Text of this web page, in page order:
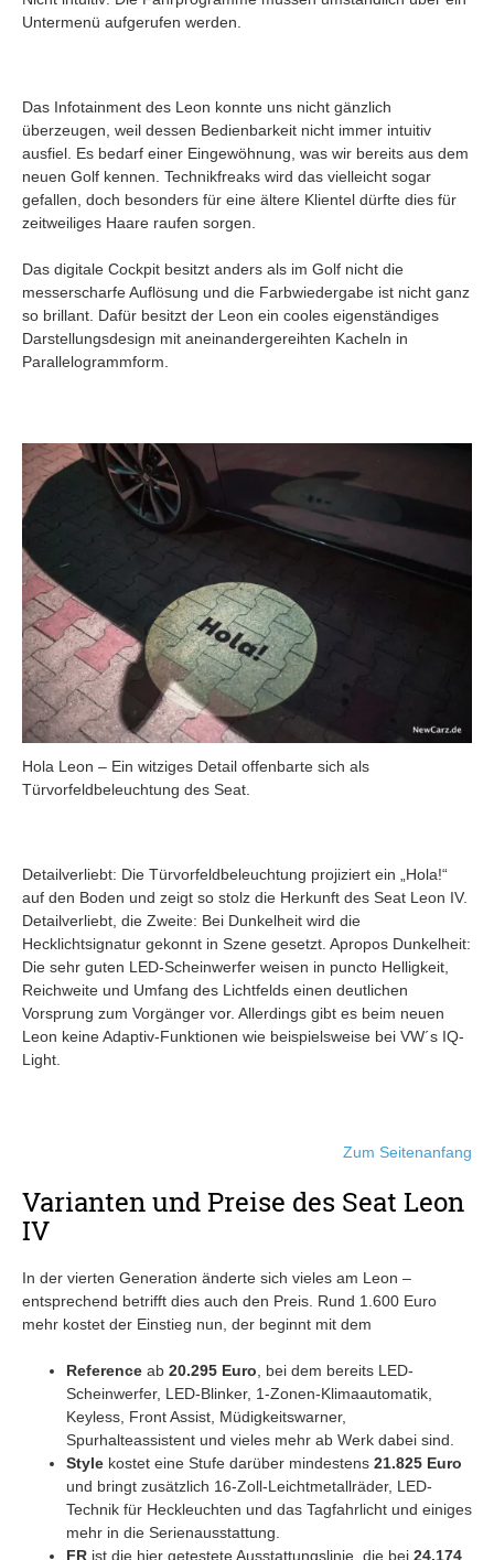
Untermenü aufgerufen werden.
Das Infotainment des Leon konnte uns nicht gänzlich
überzeugen, weil dessen Bedienbarkeit nicht immer intuitiv
ausfiel. Es bedarf einer Eingewöhnung, was wir bereits aus dem
neuen Golf kennen. Technikfreaks wird das vielleicht sogar
gefallen, doch besonders für eine ältere Klientel dürfte dies für
zeitweiliges Haare raufen sorgen.
Das digitale Cockpit besitzt anders als im Golf nicht die
messerscharfe Auflösung und die Farbwiedergabe ist nicht ganz
so brillant. Dafür besitzt der Leon ein cooles eigenständiges
Darstellungsdesign mit aneinandergereihten Kacheln in
Parallelogrammform.
Hola Leon – Ein witziges Detail offenbarte sich als
Türvorfeldbeleuchtung des Seat.
Detailverliebt: Die Türvorfeldbeleuchtung projiziert ein „Hola!“
auf den Boden und zeigt so stolz die Herkunft des Seat Leon IV.
Detailverliebt, die Zweite: Bei Dunkelheit wird die
Hecklichtsignatur gekonnt in Szene gesetzt. Apropos Dunkelheit:
Die sehr guten LED-Scheinwerfer weisen in puncto Helligkeit,
Reichweite und Umfang des Lichtfelds einen deutlichen
Vorsprung zum Vorgänger vor. Allerdings gibt es beim neuen
Leon keine Adaptiv-Funktionen wie beispielsweise bei VW´s IQ-
Light.
Zum Seitenanfang
Varianten und Preise des Seat Leon
IV
In der vierten Generation änderte sich vieles am Leon –
entsprechend betrifft dies auch den Preis. Rund 1.600 Euro
mehr kostet der Einstieg nun, der beginnt mit dem
Reference ab 20.295 Euro , bei dem bereits LED-
Scheinwerfer, LED-Blinker, 1-Zonen-Klimaautomatik,
Keyless, Front Assist, Müdigkeitswarner,
Spurhalteassistent und vieles mehr ab Werk dabei sind.
Style kostet eine Stufe darüber mindestens 21.825 Euro
und bringt zusätzlich 16-Zoll-Leichtmetallräder, LED-
Technik für Heckleuchten und das Tagfahrlicht und einiges
mehr in die Serienausstattung.
FR ist die hier getestete Ausstattungslinie, die bei 24.174